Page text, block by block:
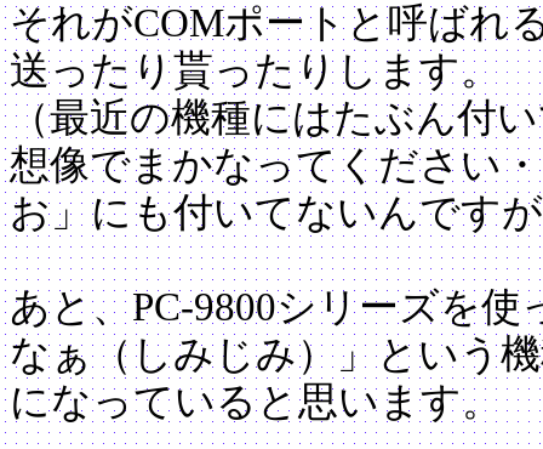
それがCOMポートと呼ばれ
送ったり貰ったりします。
（最近の機種にはたぶん付
想像でまかなってください
お」にも付いてないんです
あと、PC-9800シリーズを
なぁ（しみじみ）」という
になっていると思います。